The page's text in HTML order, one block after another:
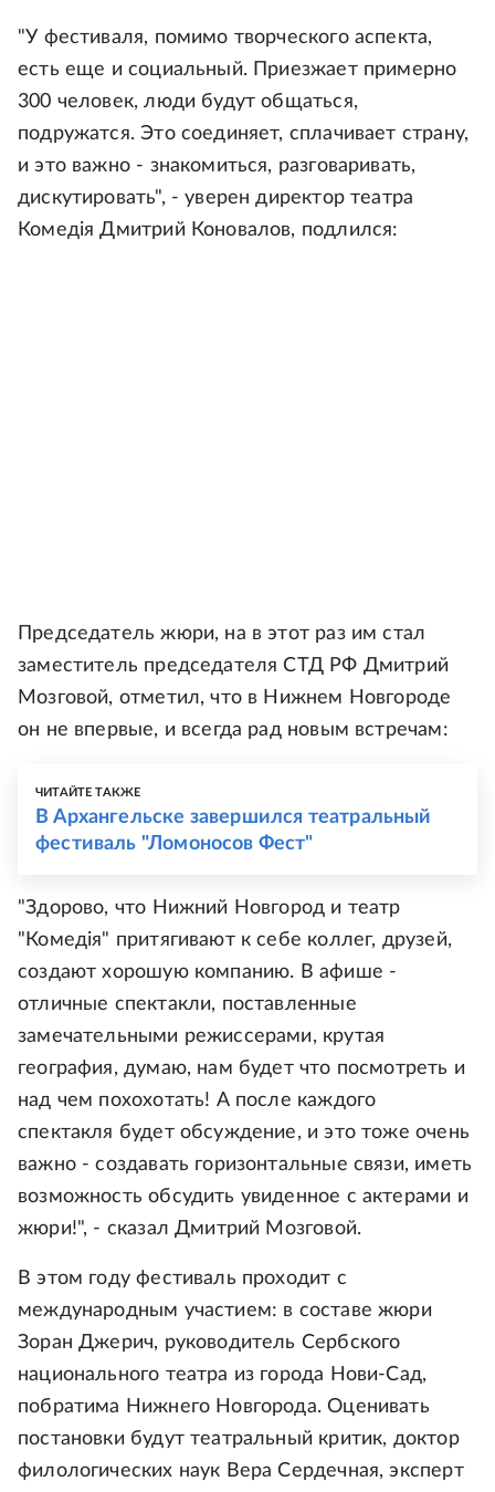
"У фестиваля, помимо творческого аспекта,
есть еще и социальный. Приезжает примерно
300 человек, люди будут общаться,
подружатся. Это соединяет, сплачивает страну,
и это важно - знакомиться, разговаривать,
дискутировать", - уверен директор театра
Комедiя Дмитрий Коновалов, подлился:
Председатель жюри, на в этот раз им стал
заместитель председателя СТД РФ Дмитрий
Мозговой, отметил, что в Нижнем Новгороде
он не впервые, и всегда рад новым встречам:
ЧИТАЙТЕ ТАКЖЕ
В Архангельске завершился театральный
фестиваль "Ломоносов Фест"
"Здорово, что Нижний Новгород и театр
"Комедiя" притягивают к себе коллег, друзей,
создают хорошую компанию. В афише -
отличные спектакли, поставленные
замечательными режиссерами, крутая
география, думаю, нам будет что посмотреть и
над чем похохотать! А после каждого
спектакля будет обсуждение, и это тоже очень
важно - создавать горизонтальные связи, иметь
возможность обсудить увиденное с актерами и
жюри!", - сказал Дмитрий Мозговой.
В этом году фестиваль проходит с
международным участием: в составе жюри
Зоран Джерич, руководитель Сербского
национального театра из города Нови-Сад,
побратима Нижнего Новгорода. Оценивать
постановки будут театральный критик, доктор
филологических наук Вера Сердечная, эксперт